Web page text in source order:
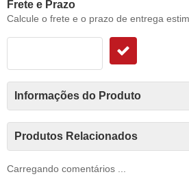
Frete e Prazo
Calcule o frete e o prazo de entrega
Informações do Produto
Produtos Relacionados
Carregando comentários ...